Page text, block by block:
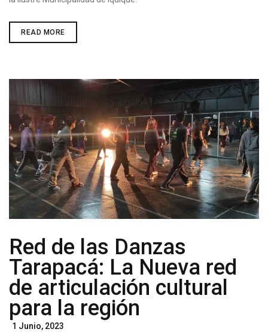
READ MORETARAPACÁ
CELEBRARÁ
REGIONAL
2025
CON
DOS
GRANDES
EVENTOS
GRATUITOS
Red de las Danzas
Tarapacá: La Nueva red
de articulación cultural
para la región
Posted
1 Junio, 2023